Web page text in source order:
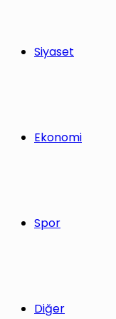
Siyaset
Ekonomi
Spor
Diğer